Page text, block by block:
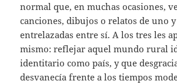
normal que, en muchas ocasiones,
canciones, dibujos o relatos de uno
entrelazadas entre sí. A los tres les
mismo: reflejar aquel mundo rural
identitario como país, y que
desvanecía frente a los tiempos